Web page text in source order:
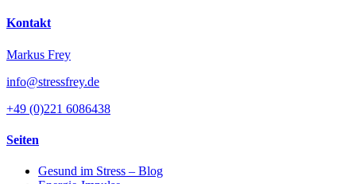
Kontakt
Markus Frey
info@stressfrey.de
+49 (0)221 6086438
Seiten
Gesund im Stress – Blog